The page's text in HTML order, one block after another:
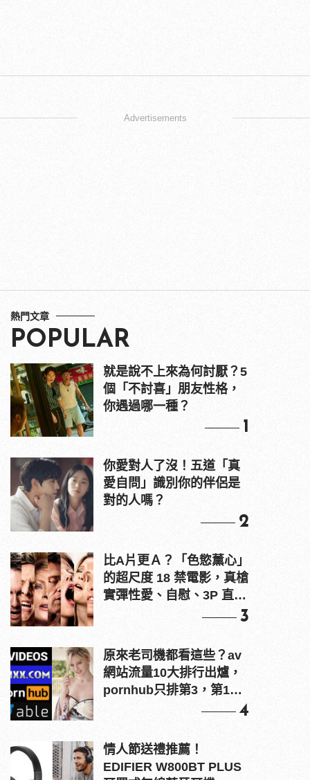
Advertisements
熱門文章
POPULAR
就是說不上來為何討厭？5
個「不討喜」朋友性格，
你遇過哪一種？
1
你愛對人了沒！五道「真
愛自問」識別你的伴侶是
對的人嗎？
2
比A片更Ａ？「色慾薰心」
的超尺度 18 禁電影，真槍
實彈性愛、自慰、3P 直接
3
原來老司機都看這些？av
網站流量10大排行出爐，
pornhub只排第3，第1名
4
情人節送禮推薦！
EDIFIER W800BT PLUS